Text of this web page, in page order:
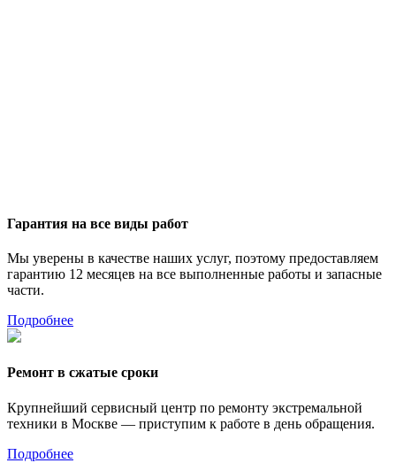
Гарантия на все виды работ
Мы уверены в качестве наших услуг, поэтому предоставляем
гарантию 12 месяцев на все выполненные работы и запасные
части.
Подробнее
Ремонт в сжатые сроки
Крупнейший сервисный центр по ремонту экстремальной
техники в Москве — приступим к работе в день обращения.
Подробнее